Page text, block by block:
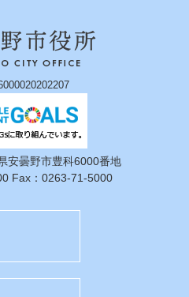
曇野市豊科6000番地
Fax：0263-71-5000